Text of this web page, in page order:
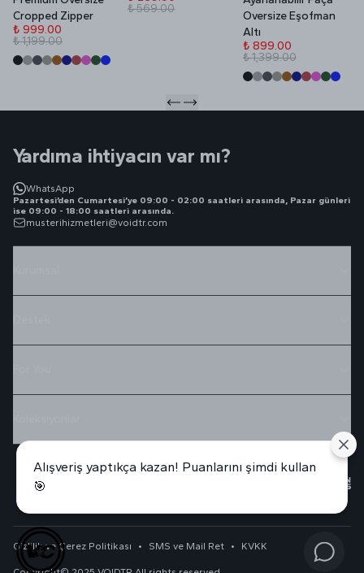
Cropped Zipper
₺ 999.00
₺ 1,199.00
₺ 569.00
Oversize Eşofman
Altı
₺ 899.00
₺ 1,399.00
Yardıma ihtiyacın var mı?
WhatsApp
Pazartesi’den Cumartesi’ye 09:00 - 02:00 saatleri arasında, Pazar günleri
ise 09:00 - 18:00 saatleri arasında.
musterihizmetleri@voidtr.com
Gizlilik ve Çerez Politikası • SMS ve Mail Ret • KVKK
Alışveriş yaptıkça kazan! Puanlarını şimdi kullan
🎯